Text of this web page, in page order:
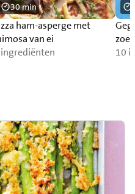
ham-asperge met
van ei
30 min
10